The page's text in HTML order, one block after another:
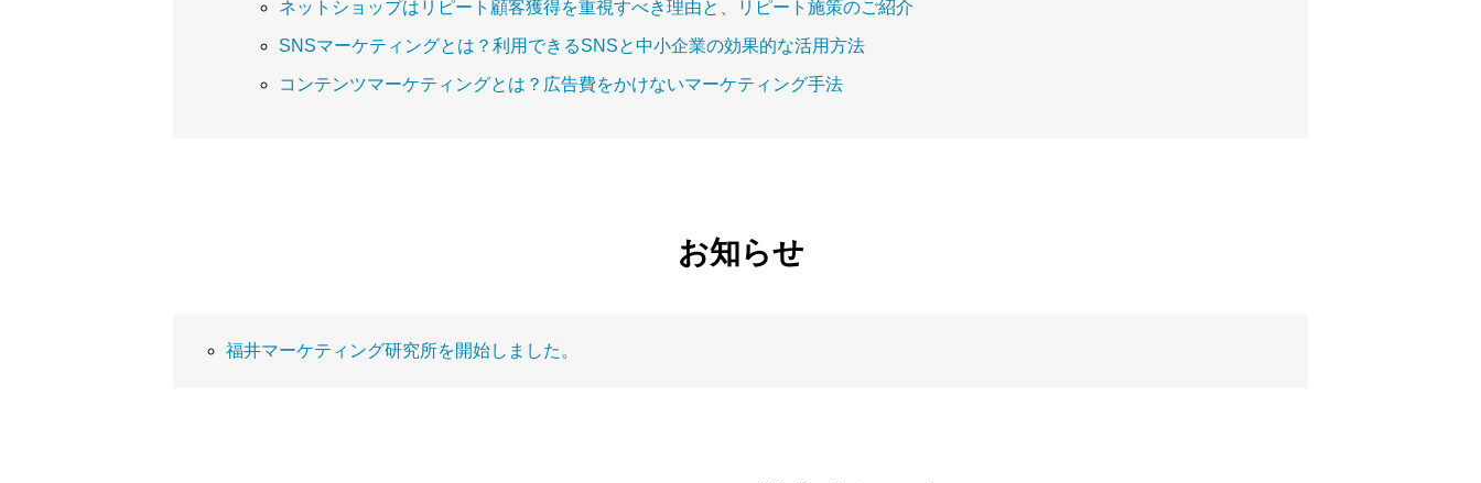
ネットショップはリピート顧客獲得を重視すべき理由と、リピート施策のご紹介
SNSマーケティングとは？利用できるSNSと中小企業の効果的な活用方法
コンテンツマーケティングとは？広告費をかけないマーケティング手法
お知らせ
福井マーケティング研究所を開始しました。